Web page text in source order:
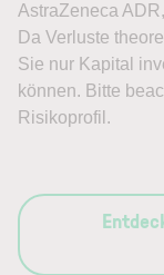
AstraZeneca
Da Verluste
Sie nur Kapital
können. Bitte
Risikoprofil.